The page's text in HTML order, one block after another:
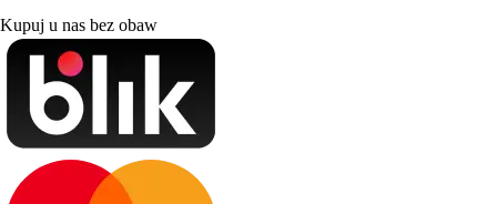
Kupuj u nas bez obaw